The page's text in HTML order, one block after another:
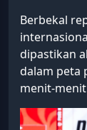
Berbekal
dipastikan
dalam peta
menit-